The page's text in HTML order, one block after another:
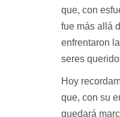
que, con
fue más allá
enfrentaron
seres
Hoy
que, con su
quedará